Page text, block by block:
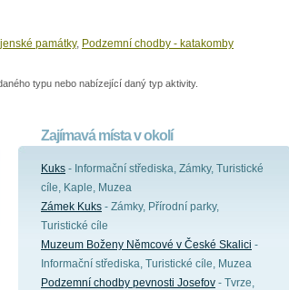
památky, Podzemní chodby - katakomby
typu nebo nabízející daný typ aktivity.
Zajímavá místa v okolí
Kuks - Informační střediska, Zámky, Turistické
cíle, Kaple, Muzea
Zámek Kuks - Zámky, Přírodní parky,
Turistické cíle
Muzeum Boženy Němcové v České Skalici -
Informační střediska, Turistické cíle, Muzea
Podzemní chodby pevnosti Josefov - Tvrze,